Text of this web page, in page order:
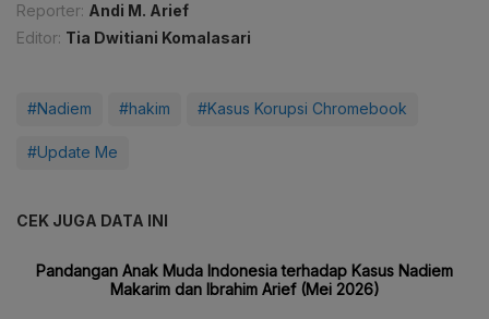
Reporter: Andi M. Arief
Editor: Tia Dwitiani Komalasari
#Nadiem #hakim #Kasus Korupsi Chromebook
#Update Me
CEK JUGA DATA INI